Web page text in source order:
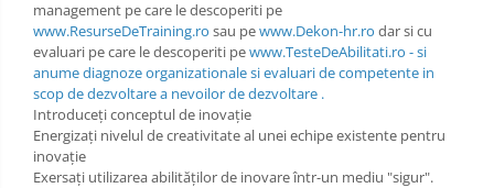
management pe care le descoperiti pe
www.ResurseDeTraining.ro sau pewww.Dekon-hr.ro dar si cu
evaluari pe care le descoperiti pewww.TesteDeAbilitati.ro - si
anume diagnoze organizationale si evaluari de competente in
scop de dezvoltare a nevoilor de dezvoltare .
Introduceți conceptul de inovație
Energizați nivelul de creativitate al unei echipe existente pentru
inovație
Exersați utilizarea abilităților de inovare într-un mediu "sigur".